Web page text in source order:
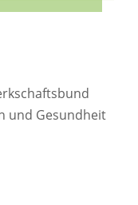
und Gesundheit